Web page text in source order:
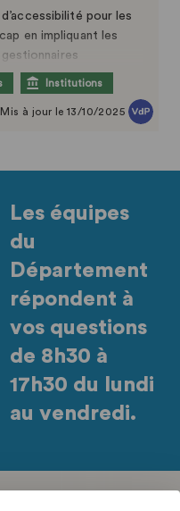
pour les
en impliquant les
(ERP), ainsi que les
ainsi que les
décrivant un
un retour sur son
sur le site
Institutions
Mis à jour le 13/10/2025
Les équipes
du
Département
répondent à
vos questions
de 8h30 à
17h30 du lundi
au vendredi.